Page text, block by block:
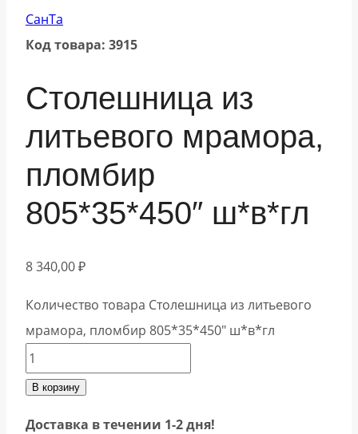
СанТа
Код товара: 3915
Столешница из
литьевого мрамора,
пломбир
805*35*450″ ш*в*гл
8 340,00₽
Количество товара Столешница из литьевого
мрамора, пломбир 805*35*450" ш*в*гл
В корзину
Доставка в течении 1-2 дня!